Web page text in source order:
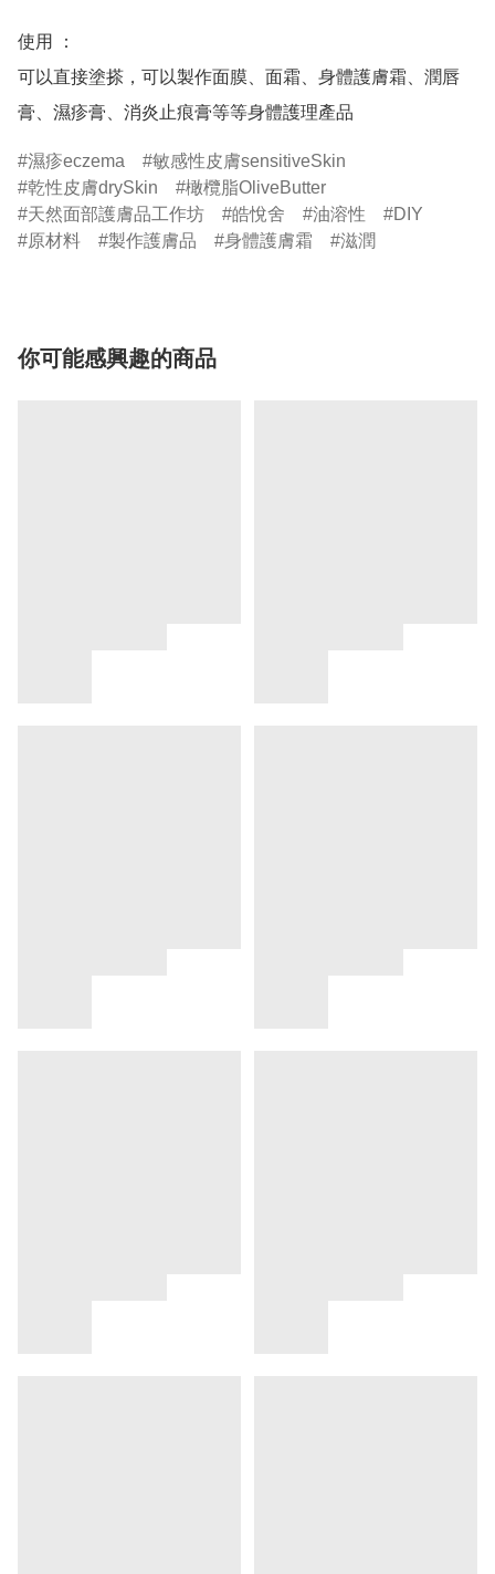
使用 ：
可以直接塗搽，可以製作面膜、面霜、身體護膚霜、潤唇
膏、濕疹膏、消炎止痕膏等等身體護理產品
濕疹eczema
敏感性皮膚sensitiveSkin
乾性皮膚drySkin
橄欖脂OliveButter
天然面部護膚品工作坊
皓悅舍 油溶性
DIY
原材料
製作護膚品 身體護膚霜 滋潤
你可能感興趣的商品